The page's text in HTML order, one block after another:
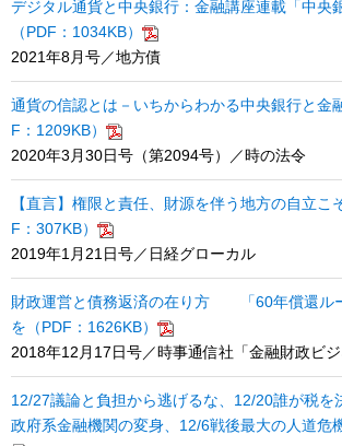
デジタル通貨と中央銀行：金融講座連載「中央
（PDF：1034KB）
2021年8月号／地方債
通貨の信認とは－いちからわかる中央銀行と金
F：1209KB）
2020年3月30日号（第2094号）／時の法令
【直言】権限と責任、財源を伴う地方の自立こ
F：307KB）
2019年1月21日号／日経グローカル
財政運営と債務返済の在り方 「60年償還ル
を（PDF：1626KB）
2018年12月17日号／時事通信社「金融財政ビジ
12/27議論と負担から逃げるな、12/20誰が税を
政府系金融機関の変身、12/6戦後最大の人道危